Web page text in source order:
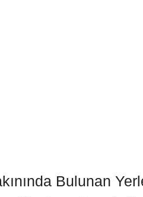
Bulunan